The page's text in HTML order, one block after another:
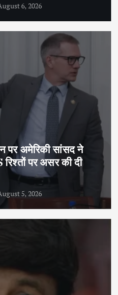
6, 2026
पर अमेरिकी सांसद ने
पर असर की दी
5, 2026